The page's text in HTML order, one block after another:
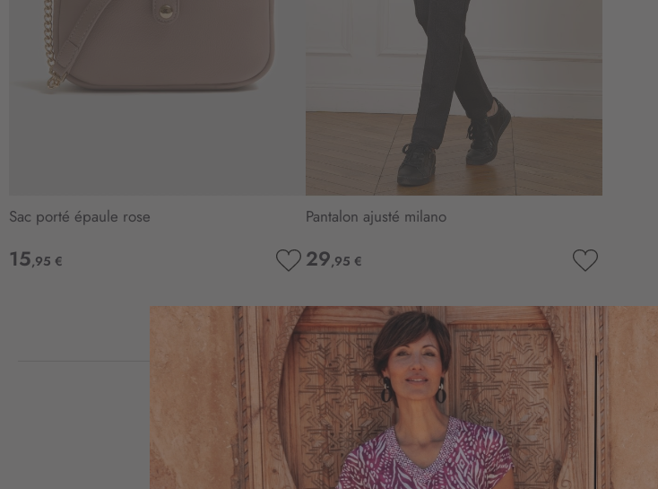
Sac porté épaule rose
15,95 €
MA
LISTE
D’ENVIE
Pantalon ajusté milano
29,95 €
MA
LISTE
D’ENVIE
4.2